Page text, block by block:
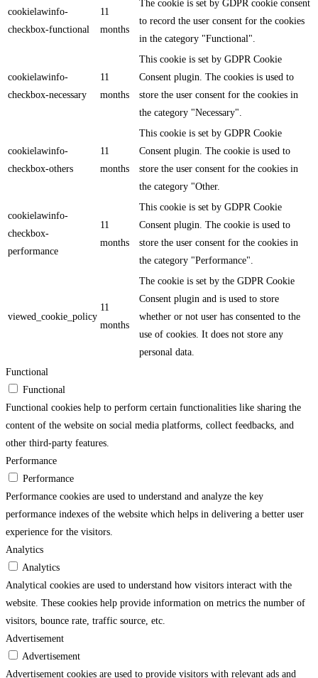
cookielawinfo-
checkbox-functional
11
months
The cookie is set by GDPR cookie consent
to record the user consent for the cookies
in the category "Functional".
cookielawinfo-
checkbox-necessary
11
months
This cookie is set by GDPR Cookie
Consent plugin. The cookies is used to
store the user consent for the cookies in
the category "Necessary".
cookielawinfo-
checkbox-others
11
months
This cookie is set by GDPR Cookie
Consent plugin. The cookie is used to
store the user consent for the cookies in
the category "Other.
cookielawinfo-
checkbox-
performance
11
months
This cookie is set by GDPR Cookie
Consent plugin. The cookie is used to
store the user consent for the cookies in
the category "Performance".
viewed_cookie_policy
11
months
The cookie is set by the GDPR Cookie
Consent plugin and is used to store
whether or not user has consented to the
use of cookies. It does not store any
personal data.
Functional
Functional
Functional cookies help to perform certain functionalities like sharing the
content of the website on social media platforms, collect feedbacks, and
other third-party features.
Performance
Performance
Performance cookies are used to understand and analyze the key
performance indexes of the website which helps in delivering a better user
experience for the visitors.
Analytics
Analytics
Analytical cookies are used to understand how visitors interact with the
website. These cookies help provide information on metrics the number of
visitors, bounce rate, traffic source, etc.
Advertisement
Advertisement
Advertisement cookies are used to provide visitors with relevant ads and